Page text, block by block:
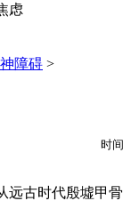
虑
障碍 >
时
古时代殷墟甲